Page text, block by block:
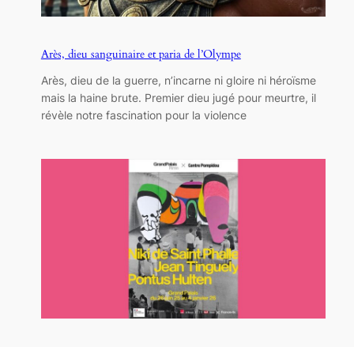
Arès, dieu sanguinaire et paria de l’Olympe
Arès, dieu de la guerre, n’incarne ni gloire ni héroïsme
mais la haine brute. Premier dieu jugé pour meurtre, il
révèle notre fascination pour la violence